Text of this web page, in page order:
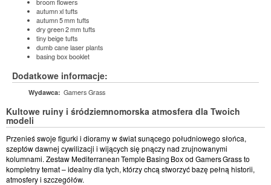
autumn xl tufts
autumn 5 mm tufts
dry green 2 mm tufts
tiny beige tufts
dumb cane laser plants
basing box booklet
Dodatkowe informacje:
Wydawca: Gamers Grass
Kultowe ruiny i śródziemnomorska atmosfera dla Twoich
modeli
Przenieś swoje figurki i dioramy w świat sunącego południowego słońca,
szeptów dawnej cywilizacji i wijących się pnączy nad zrujnowanymi
kolumnami. Zestaw Mediterranean Temple Basing Box od Gamers Grass to
kompletny temat – idealny dla tych, którzy chcą stworzyć bazę pełną historii,
atmosfery i szczegółów.